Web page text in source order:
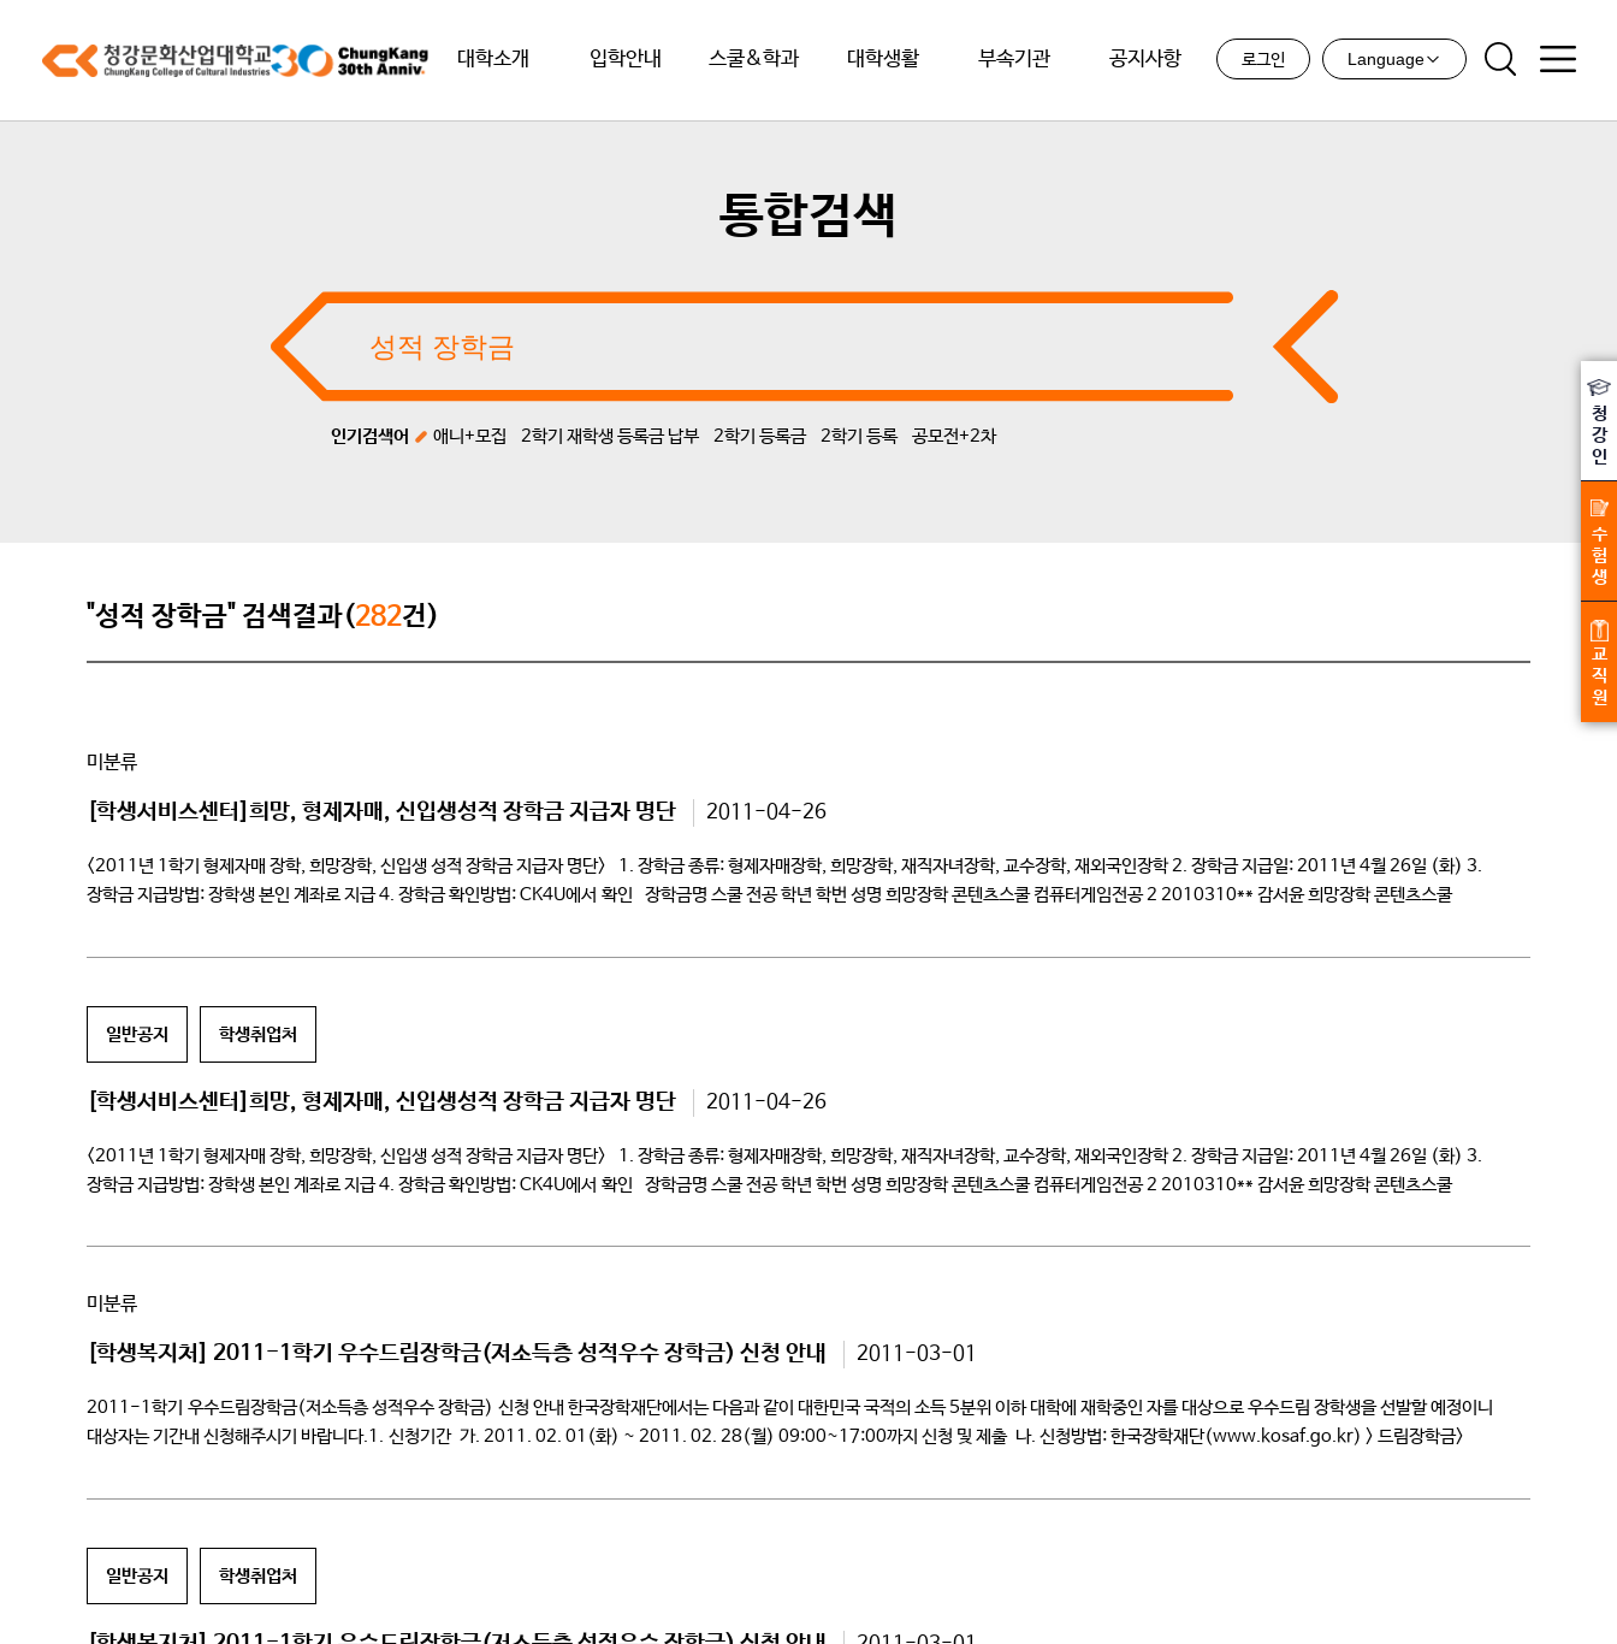
대학소개 입학안내 스쿨&학과 대학생활 부속기관 공지사항 로그인 Language
통합검색
인기검색어 애니+모집 2학기 재학생 등록금 납부 2학기 등록금 2학기 등록 공모전+2차
"성적 장학금" 검색결과(282건)
미분류
[학생서비스센터]희망, 형제자매, 신입생성적 장학금 지급자 명단 2011-04-26
<2011년 1학기 형제자매 장학, 희망장학, 신입생 성적 장학금 지급자 명단> 1. 장학금 종류: 형제자매장학, 희망장학, 재직자녀장학, 교수장학, 재외국인장학 2. 장학금 지급일: 2011년 4월 26일 (화) 3.
장학금 지급방법: 장학생 본인 계좌로 지급 4. 장학금 확인방법: CK4U에서 확인 장학금명 스쿨 전공 학년 학번 성명 희망장학 콘텐츠스쿨 컴퓨터게임전공 2 2010310** 감서윤 희망장학 콘텐츠스쿨
일반공지 학생취업처
[학생서비스센터]희망, 형제자매, 신입생성적 장학금 지급자 명단 2011-04-26
<2011년 1학기 형제자매 장학, 희망장학, 신입생 성적 장학금 지급자 명단> 1. 장학금 종류: 형제자매장학, 희망장학, 재직자녀장학, 교수장학, 재외국인장학 2. 장학금 지급일: 2011년 4월 26일 (화) 3.
장학금 지급방법: 장학생 본인 계좌로 지급 4. 장학금 확인방법: CK4U에서 확인 장학금명 스쿨 전공 학년 학번 성명 희망장학 콘텐츠스쿨 컴퓨터게임전공 2 2010310** 감서윤 희망장학 콘텐츠스쿨
미분류
[학생복지처] 2011-1학기 우수드림장학금(저소득층 성적우수 장학금) 신청 안내 2011-03-01
2011-1학기 우수드림장학금(저소득층 성적우수 장학금) 신청 안내 한국장학재단에서는 다음과 같이 대한민국 국적의 소득 5분위 이하 대학에 재학중인 자를 대상으로 우수드림 장학생을 선발할 예정이니
대상자는 기간내 신청해주시기 바랍니다.1. 신청기간 가. 2011. 02. 01(화) ~ 2011. 02. 28(월) 09:00~17:00까지 신청 및 제출 나. 신청방법: 한국장학재단(www.kosaf.go.kr) > 드림장학금>
일반공지 학생취업처
청
강
인
수
험
생
교
직
원